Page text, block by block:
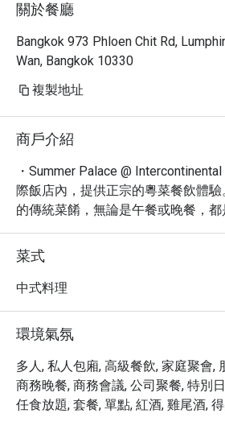
關於餐廳
Bangkok 973 Phloen Chit Rd,
Wan, Bangkok 10330
複製地址
商戶介紹
・Summer Palace @
際飯店內，提供正宗的粵菜餐飲體
的傳統菜餚，無論是午餐或晚餐，都
選擇。這裡的蝦餃、松露料理更是
友票選必點佳餚。
・餐廳提供多樣化的菜單，從精緻小
不同味蕾的需求。無論是與家人朋友
內設有停車場，交通便利，讓您輕鬆
菜式
中式料理
環境氣氛
多人, 私人包廂, 高級餐飲, 家庭聚會,
商務晚餐, 商務會議, 公司聚餐, 特別
任食放題, 套餐, 單點, 紅酒, 雞尾酒,